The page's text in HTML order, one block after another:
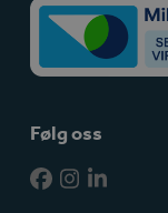
Følg oss
Facebook
Instagram
LinkedIn